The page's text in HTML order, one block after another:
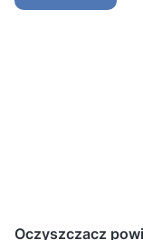
Oczyszczacz